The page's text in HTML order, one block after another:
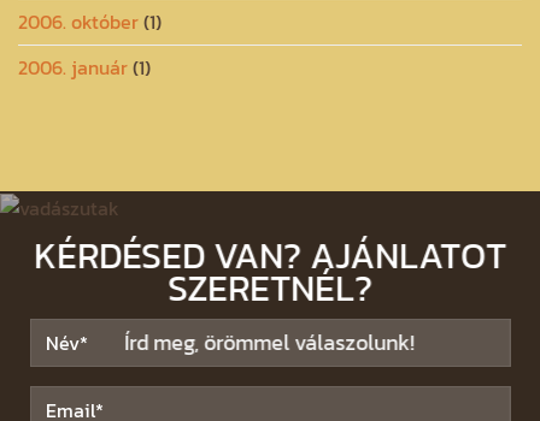
2006. október(1)
2006. január(1)
KÉRDÉSED VAN? AJÁNLATOT
SZERETNÉL?
Írd meg, örömmel válaszolunk!